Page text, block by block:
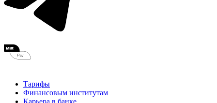
Тарифы
Финансовым институтам